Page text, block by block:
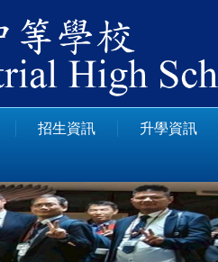
招生資訊 升學資訊